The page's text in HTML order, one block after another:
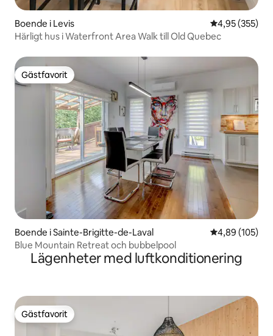
Boende i Levis 4,95 av 5 i
4,95 (355)
Härligt hus i Waterfront Area Walk till Old Quebec
Gästfavorit
Gästfavorit
Boende i Sainte-Brigitte-de-Laval 4,89 av 5 i
4,89 (105)
Blue Mountain Retreat och bubbelpool
Lägenheter med luftkonditionering
Gästfavorit
Gästfavorit